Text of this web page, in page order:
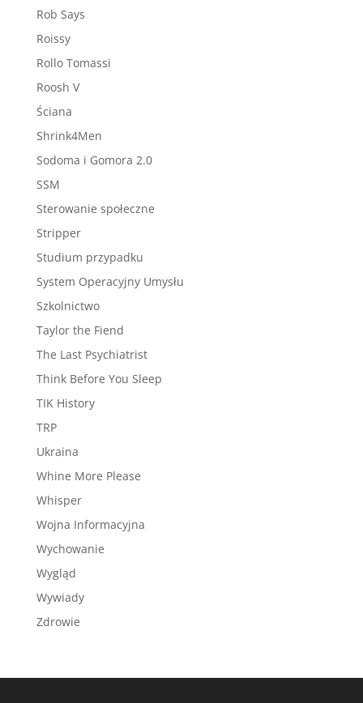
Rob Says
Roissy
Rollo Tomassi
Roosh V
Ściana
Shrink4Men
Sodoma i Gomora 2.0
SSM
Sterowanie społeczne
Stripper
Studium przypadku
System Operacyjny Umysłu
Szkolnictwo
Taylor the Fiend
The Last Psychiatrist
Think Before You Sleep
TIK History
TRP
Ukraina
Whine More Please
Whisper
Wojna Informacyjna
Wychowanie
Wygląd
Wywiady
Zdrowie